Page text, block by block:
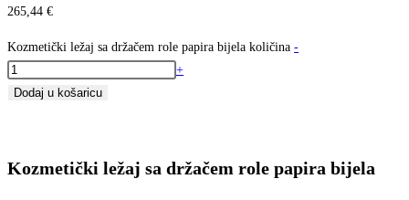
265,44 €
Kozmetički ležaj sa držačem role papira bijela količina -
+
Dodaj u košaricu
Kozmetički ležaj sa držačem role papira bijela